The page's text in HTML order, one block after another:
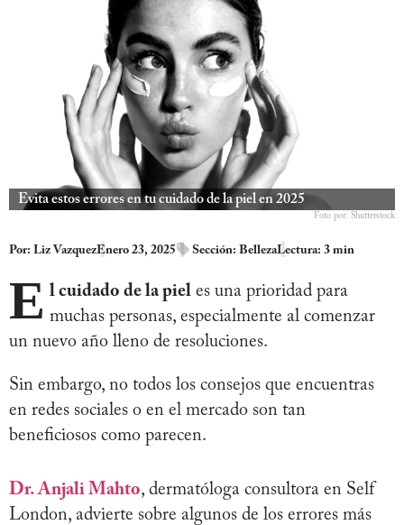
Evita estos errores en tu cuidado de la piel en 2025
Foto por: Shutterstock
Por: Liz VazquezEnero 23, 2025 Sección: BellezaLectura: 3 min
E l cuidado de la piel es una prioridad para
muchas personas, especialmente al comenzar
un nuevo año lleno de resoluciones.
Sin embargo, no todos los consejos que encuentras
en redes sociales o en el mercado son tan
beneficiosos como parecen.
Dr. Anjali Mahto, dermatóloga consultora en Self
London, advierte sobre algunos de los errores más